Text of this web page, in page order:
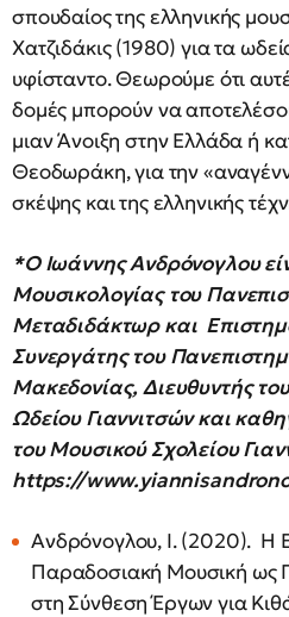
σπουδαίος της ελληνικής
Χατζιδάκις (1980) για τα
υφίσταντο. Θεωρούμε ότι
δομές μπορούν να
μιαν Άνοιξη στην Ελλάδα ή
Θεοδωράκη, για την
σκέψης και της ελληνικής
*Ο Ιωάννης Ανδρόνογλου
Μουσικολογίας του
Μεταδιδάκτωρ και
Συνεργάτης του
Μακεδονίας, Διευθυντής
Ωδείου Γιαννιτσών και
του Μουσικού Σχολείου
https://www.
Ανδρόνογλου, Ι. (2020). Η
Παραδοσιακή Μουσική ως
στη Σύνθεση Έργων για